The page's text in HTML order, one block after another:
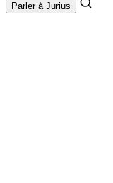
Parler à Jurius